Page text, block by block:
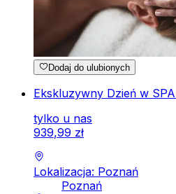
Dodaj do ulubionych
Ekskluzywny Dzień w
tylko u nas
939,99 zł
Lokalizacja: Poznań
Poznań